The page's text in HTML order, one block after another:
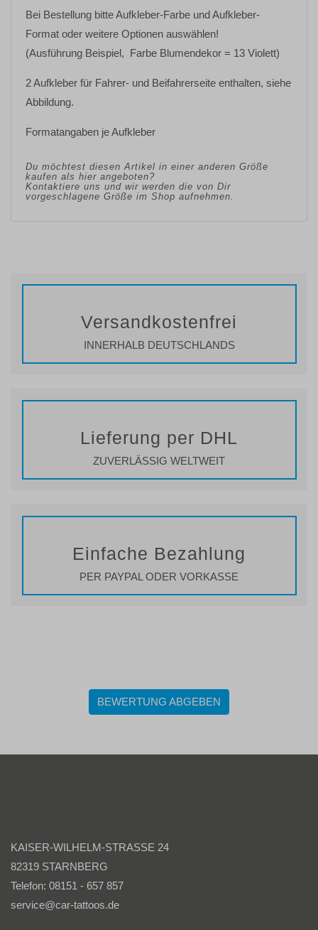
Bei Bestellung bitteAufkleber-Farbe undAufkleber-
Format oder weitere Optionen auswählen!
(Ausführung Beispiel, Farbe Blumendekor = 13 Violett)
2 Aufkleber für Fahrer- und Beifahrerseite enthalten, siehe
Abbildung.
Formatangaben je Aufkleber
Du möchtest diesen Artikel in einer anderen Größe
kaufen als hier angeboten?
Kontaktiere uns und wir werden die von Dir
vorgeschlagene Größe im Shop aufnehmen.
Versandkostenfrei
INNERHALB DEUTSCHLANDS
Lieferung per DHL
ZUVERLÄSSIG WELTWEIT
Einfache Bezahlung
PER PAYPAL ODER VORKASSE
BEWERTUNG ABGEBEN
KAISER-WILHELM-STRASSE 24
82319 STARNBERG
Telefon: 08151 - 657 857
service@car-tattoos.de